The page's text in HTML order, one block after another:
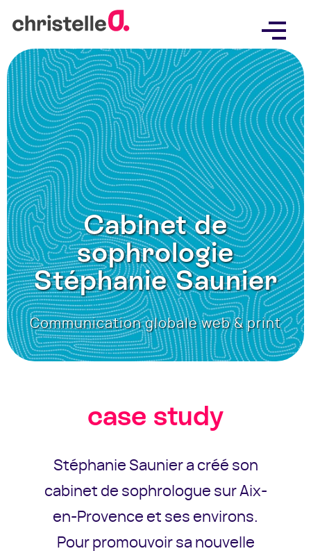
content
Cabinet de
sophrologie
Stéphanie Saunier
Communication globale web & print
case study
Stéphanie Saunier a créé son
cabinet de sophrologue sur Aix-
en-Provence et ses environs.
Pour promouvoir sa nouvelle